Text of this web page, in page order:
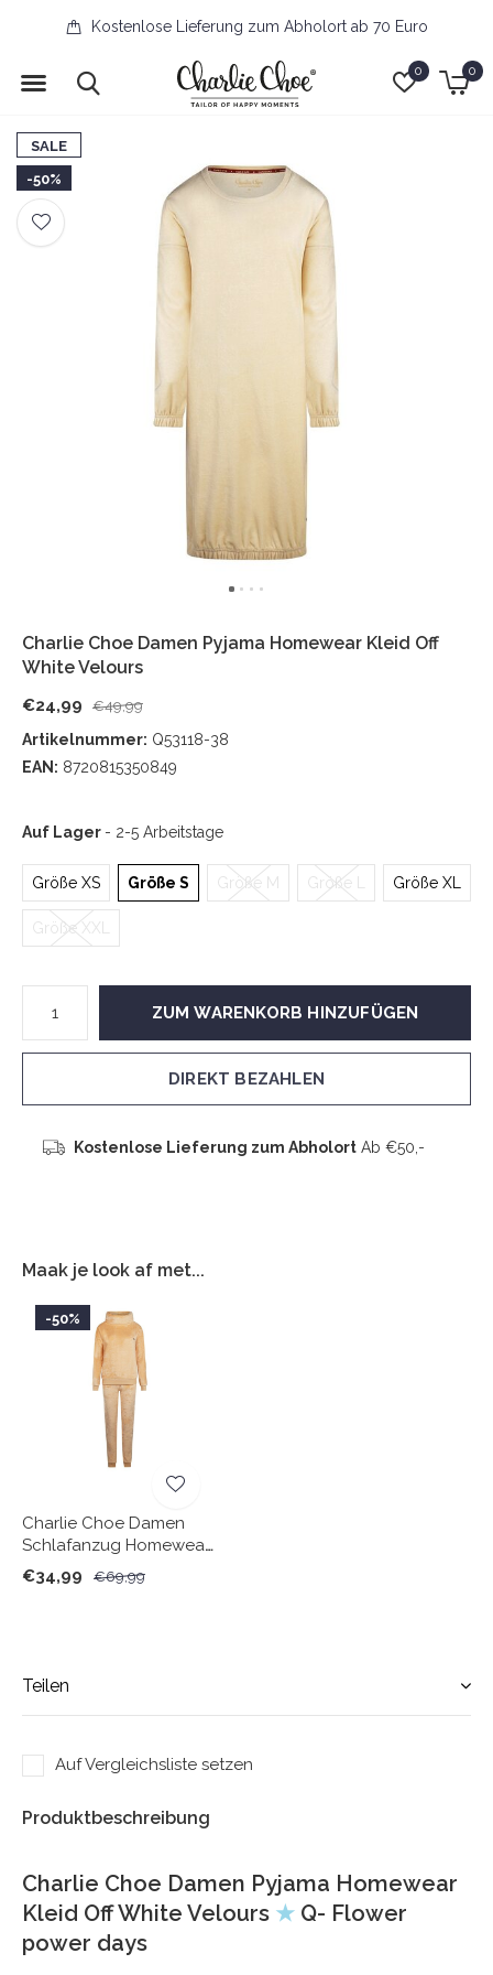
0 0
Kostenlose Lieferung zum Abholort ab 70 Euro
SALE
-50%
Charlie Choe Damen Pyjama Homewear Kleid Off
White Velours
€24,99 €49,99
Artikelnummer: Q53118-38
EAN: 8720815350849
Auf Lager - 2-5 Arbeitstage
Größe XS Größe S Größe M Größe L Größe XL
Größe XXL
ZUM WARENKORB HINZUFÜGEN
DIREKT BEZAHLEN
Kostenlose Lieferung zum AbholortAb €50,-
Maak je look af met...
-50%
Charlie Choe Damen
Schlafanzug Homewear
Set Camel Velours
€34,99 €69,99
Teilen
Auf Vergleichsliste setzen
Produktbeschreibung
Charlie Choe Damen Pyjama Homewear
Kleid Off White Velours ★ Q- Flower
power days